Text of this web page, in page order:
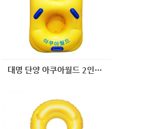
대명 단양 아쿠아월드 2인용 슬라이드